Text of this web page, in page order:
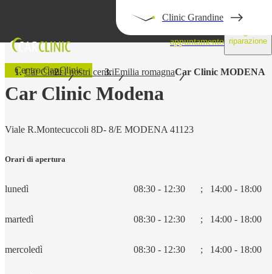
appuntamento riparazione
Clinic Grandine
Car ClinicI nostri centriEmilia romagnaCar Clinic MODENA
Centro Car Clinic
Car Clinic Modena
Viale R.Montecuccoli 8D- 8/E MODENA 41123
Orari di apertura
lunedì 08:30 - 12:30 ; 14:00 - 18:00
martedì 08:30 - 12:30 ; 14:00 - 18:00
mercoledì 08:30 - 12:30 ; 14:00 - 18:00